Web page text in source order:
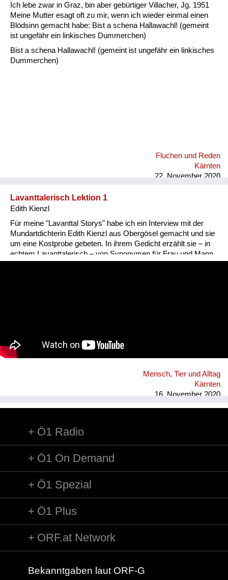
Ich lebe zwar in Graz, bin aber gebürtiger Villacher, Jg. 1951
Meine Mutter esagt oft zu mir, wenn ich wieder einmal einen
Blödsinn gemacht habe: Bist a schena Hallawachl! (gemeint
ist ungefähr ein linkisches Dummerchen)
Bist a schena Hallawachl! (gemeint ist ungefähr ein linkisches
Dummerchen)
Fluchen und Reden
Kärnten
22. November 2020
Lavanttalerisch Lektion 1
Edith Kienzl
Für meine "Lavanttal Storys" habe ich ein Interview mit der
Mundartdichterin Edith Kienzl aus Obergösel gemacht und sie
um eine Kostprobe gebeten. In ihrem Gedicht erzählt sie – in
echtem Lavanttalerisch – von Synonymen für Frau und Mann.
Mensch, Tier und Alltag
Kärnten
16. November 2020
Ö1 Radio
Ö1 On Demand
Ö1 Spezial
Ö1 Plus
ORF.at Network
Bekanntgaben laut ORF-G